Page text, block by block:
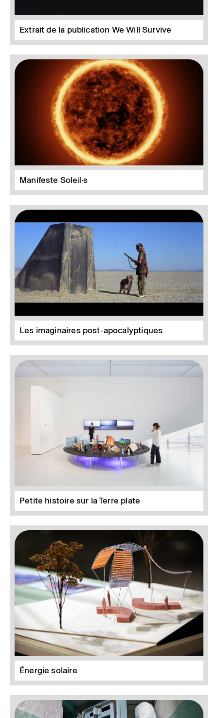
Extrait de la publication We Will Survive
Manifeste Soleil·s
Les imaginaires post-apocalyptiques
Petite histoire sur la Terre plate
Énergie solaire